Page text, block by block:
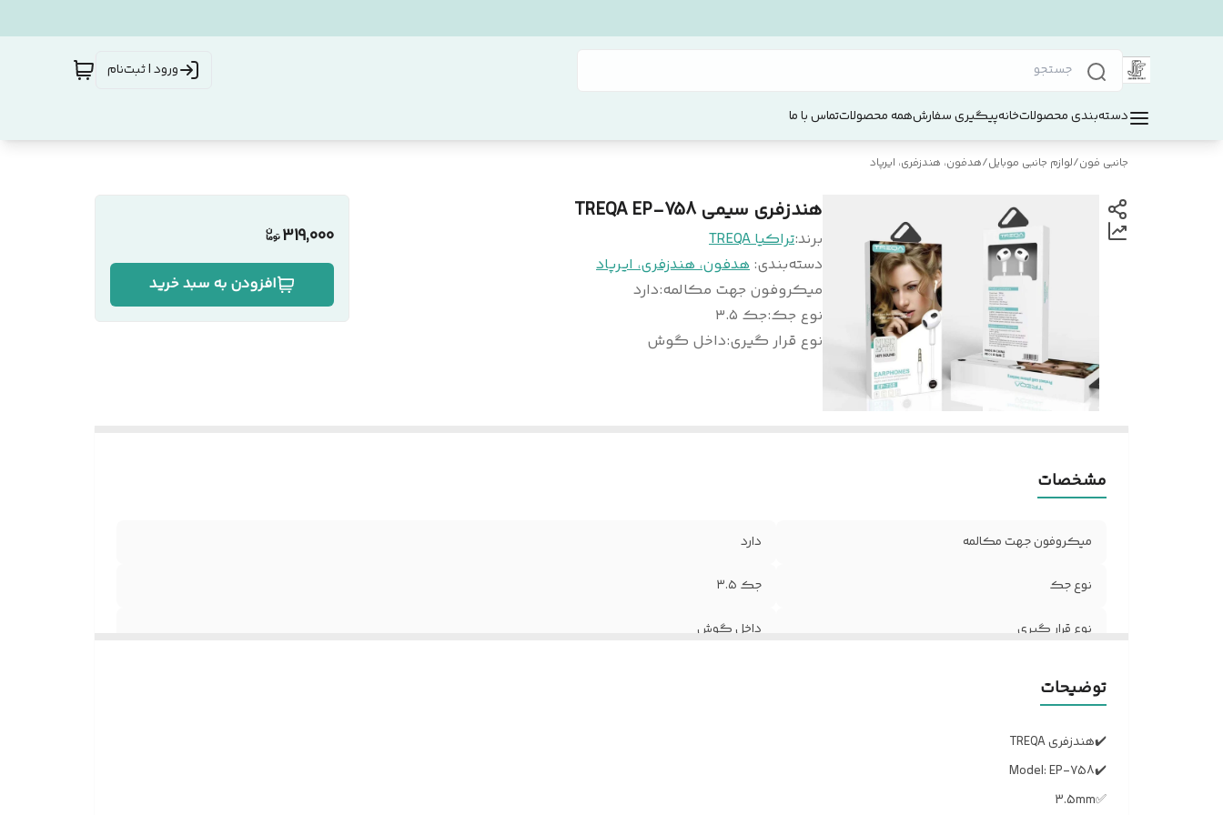
ورود | ثبت‌نام
دسته‌بندی محصولاتخانهپیگیری سفارشهمه محصولاتتماس با ما
جانبی فون/لوازم جانبی موبایل/هدفون، هندزفری، ایرپاد
هندزفری سیمی TREQA EP-758
برند:تراکیا TREQA
دسته‌بندی: هدفون، هندزفری، ایرپاد
میکروفون جهت مکالمه:دارد
نوع جک:جک ۳.۵
نوع قرار گیری:داخل گوش
319,000
افزودن به سبد خرید
مشخصات
میکروفون جهت مکالمه دارد
نوع جک جک ۳.۵
نوع قرار گیری داخل گوش
توضیحات
✔️هندزفری TREQA
✔️Model: EP-758
✅3.5mm